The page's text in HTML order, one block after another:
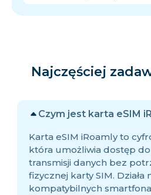
Najczęściej
Czym jest karta eSIM
Karta eSIM iRoamly to
która umożliwia dostęp
transmisji danych bez
fizycznej karty SIM. Działa
kompatybilnych